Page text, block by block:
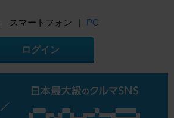
スマートフォン | PC
ログイン